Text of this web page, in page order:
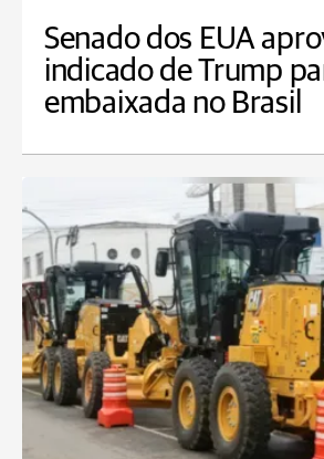
Senado dos EUA
indicado de Trump
embaixada no Brasil